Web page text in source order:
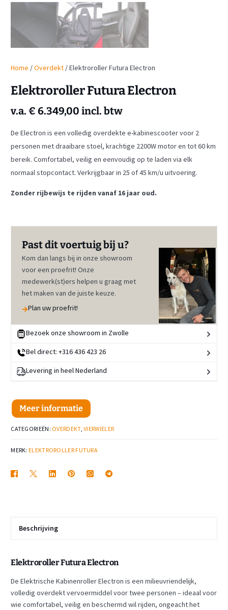
Home /Overdekt / Elektroroller Futura Electron
Elektroroller Futura Electron
v.a.€ 6.349,00 incl. btw
De Electron is een volledig overdekte e-kabinescooter voor 2
personen met draaibare stoel, krachtige 2200W motor en tot 60 km
bereik. Comfortabel, veilig en eenvoudig op te laden via elk
normaal stopcontact. Verkrijgbaar in 25 of 45 km/u uitvoering.
Zonder rijbewijs te rijden vanaf 16 jaar oud.
Past dit voertuig bij u?
Kom dan langs bij in onze showroom
voor een proefrit! Onze
medewerk(st)ers helpen u graag met
het maken van de juiste keuze.
Plan uw proefrit!
Bezoek onze showroom in Zwolle
Bel direct: +316 436 423 26
Levering in heel Nederland
Meer informatie
CATEGORIEËN: OVERDEKT,VIERWIELER
MERK:ELEKTROROLLER FUTURA
Beschrijving
Elektroroller Futura Electron
De Elektrische Kabinenroller Electron is een milieuvriendelijk,
volledig overdekt vervoermiddel voor twee personen – ideaal voor
wie comfortabel, veilig en beschermd wil rijden, ongeacht het